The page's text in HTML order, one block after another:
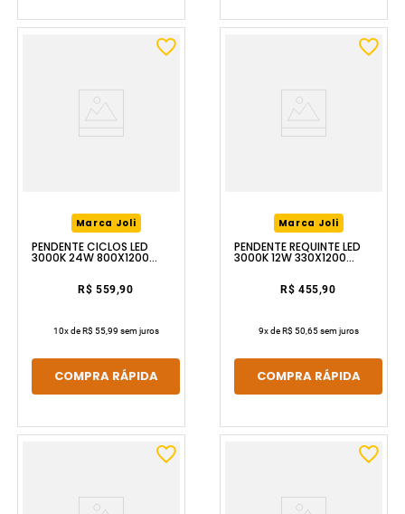
Marca Joli
PENDENTE CICLOS LED
3000K 24W 800X1200
R$ 559,90
10x deR$ 55,99 sem juros
COMPRA RÁPIDA
Marca Joli
PENDENTE REQUINTE LED
3000K 12W 330X1200
R$ 455,90
9x deR$ 50,65sem juros
COMPRA RÁPIDA